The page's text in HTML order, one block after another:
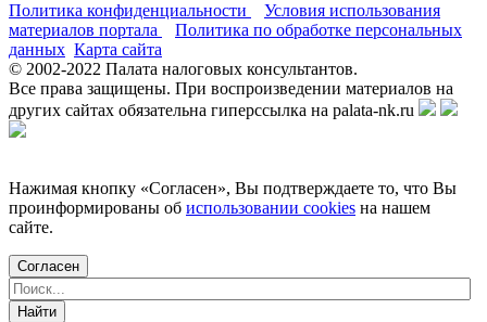
Политика конфиденциальности
Условия использования
материалов портала
Политика по обработке персональных
данных Карта сайта
© 2002-2022 Палата налоговых консультантов.
Все права защищены. При воспроизведении материалов на
других сайтах обязательна гиперссылка на palata-nk.ru
Нажимая кнопку «Согласен», Вы подтверждаете то, что Вы
проинформированы об использовании cookies на нашем
сайте.
Согласен